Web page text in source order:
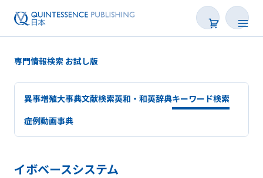
専門情報検索 お試し版
異事増殖大事典文献検索英和・和英辞典キーワード検索
症例動画事典
イボベースシステム